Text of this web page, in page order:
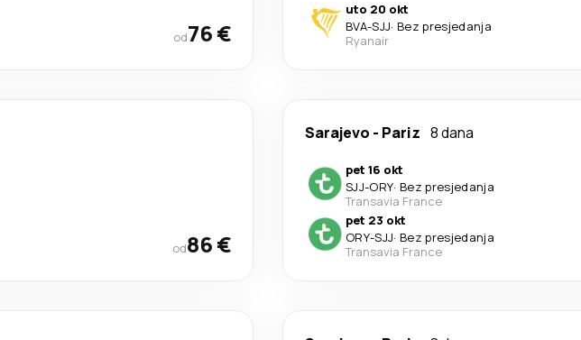
od76 €
uto 20 okt
BVA-SJJ· Bez presjedanja
Ryanair
od86 €
Sarajevo - Pariz 8 dana
pet 16 okt
SJJ-ORY· Bez presjedanja
Transavia France
pet 23 okt
ORY-SJJ· Bez presjedanja
Transavia France